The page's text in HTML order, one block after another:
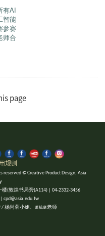
有AI
智能
参赛
师合
page
规则
© Creative Product Design, Asia
(敦煌书局旁)A114) | 04-2332-3456
cpd@asia.edu.tw
杨尚蓉小姐、
萧毓庭老师